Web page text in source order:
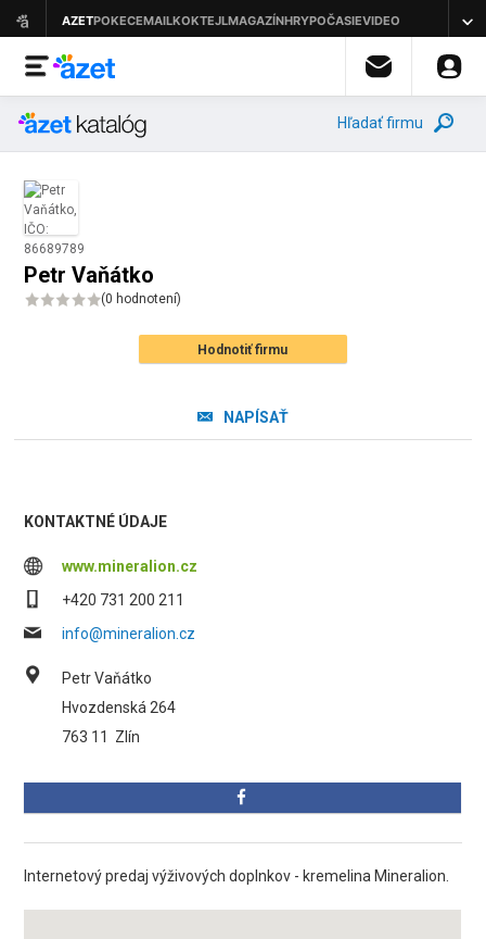
Hľadať firmu
Petr Vaňátko
(0 hodnotení)
Hodnotiť firmu
NAPÍSAŤ
KONTAKTNÉ ÚDAJE
www.mineralion.cz
+420 731 200 211
info@mineralion.cz
Petr Vaňátko
Hvozdenská 264
763 11
Zlín
Internetový predaj výživových doplnkov - kremelina Mineralion.